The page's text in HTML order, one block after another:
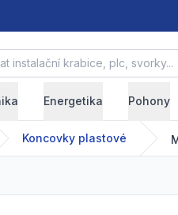
krabice, plc, svorky...
Energetika Pohony
Koncovky plastové